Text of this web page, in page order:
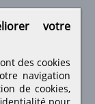
votre
des cookies
navigation
de cookies,